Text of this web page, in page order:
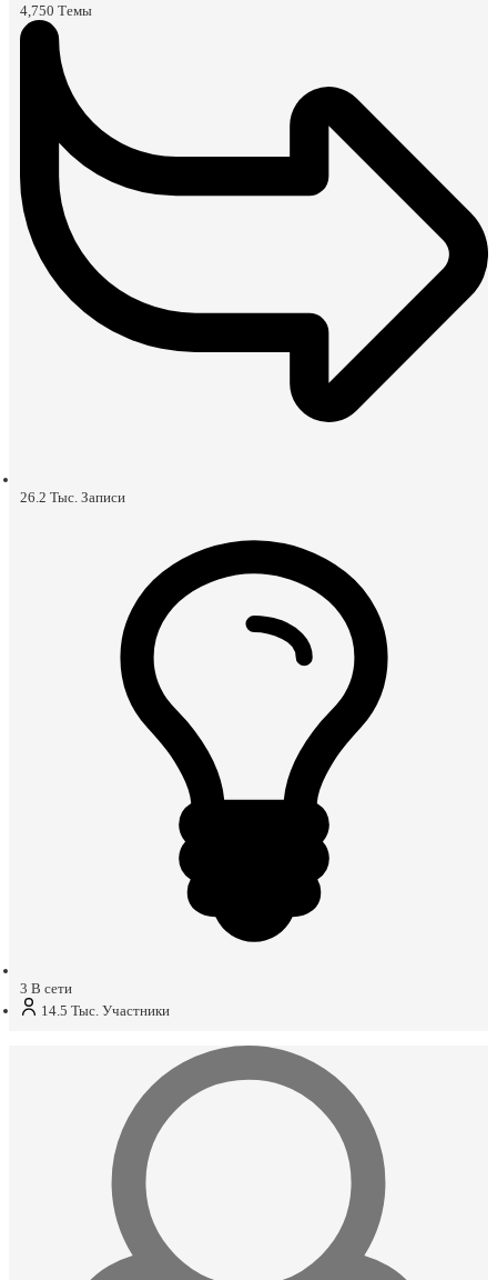
4,750 Темы
26.2 Тыс. Записи
3 В сети
14.5 Тыс. Участники